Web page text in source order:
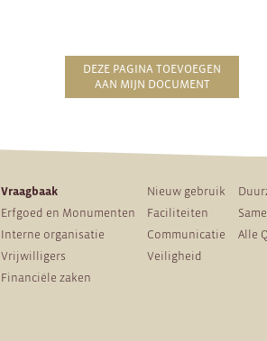
DEZE PAGINA TOEVOEGEN
AAN MIJN DOCUMENT
Vraagbaak
Erfgoed en Monumenten
Interne organisatie
Vrijwilligers
Financiële zaken
Nieuw gebruik
Faciliteiten
Communicatie
Veiligheid
Alle